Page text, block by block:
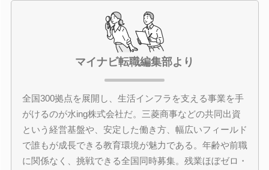
マイナビ転職編集部より
全国300拠点を展開し、生活インフラを支える事業を手
がけるのが水ing株式会社だ。三菱商事などの共同出資
という経営基盤や、安定した働き方、幅広いフィールド
で誰もが成長できる教育環境が魅力である。年齢や前職
に関係なく、挑戦できる全国同時募集。残業ほぼゼロ・